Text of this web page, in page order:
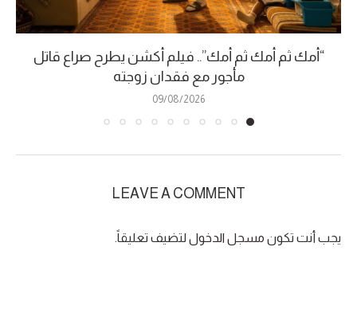
“أمك ثم أمك ثم أمك”.. فيلم أكشن يطرح صراع قاتل
مأجور مع فقدان زوجته
09/08/2026
LEAVE A COMMENT
يجب أنت تكون مسجل الدخول لتضيف تعليقاً.